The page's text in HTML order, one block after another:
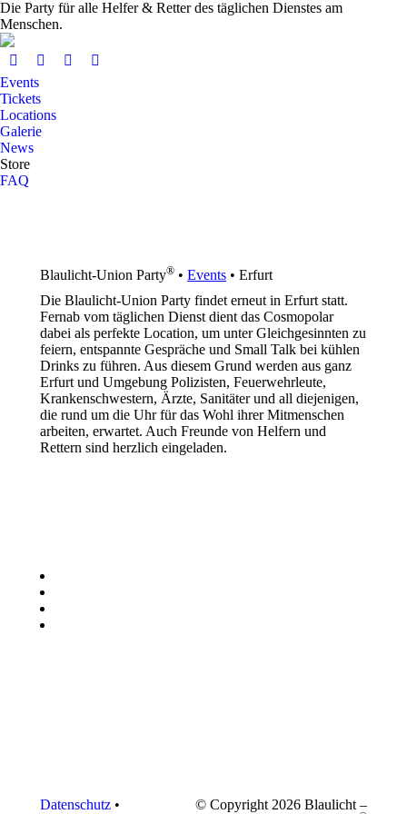
Die Party für alle Helfer & Retter des täglichen Dienstes am
Menschen.
Events
Tickets
Locations
Galerie
News
Store
FAQ
Blaulicht-Union Party® • Events • Erfurt
Die Blaulicht-Union Party findet erneut in Erfurt statt.
Fernab vom täglichen Dienst dient das Cosmopolar
dabei als perfekte Location, um unter Gleichgesinnten zu
feiern, entspannte Gespräche und Small Talk bei kühlen
Drinks zu führen. Aus diesem Grund werden aus ganz
Erfurt und Umgebung Polizisten, Feuerwehrleute,
Krankenschwestern, Ärzte, Sanitäter und all diejenigen,
die rund um die Uhr für das Wohl ihrer Mitmenschen
arbeiten, erwartet. Auch Freunde von Helfern und
Rettern sind herzlich eingeladen.
Datenschutz •
© Copyright 2026 Blaulicht –